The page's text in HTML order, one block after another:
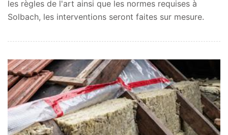
les règles de l'art ainsi que les normes requises à
Solbach, les interventions seront faites sur mesure.